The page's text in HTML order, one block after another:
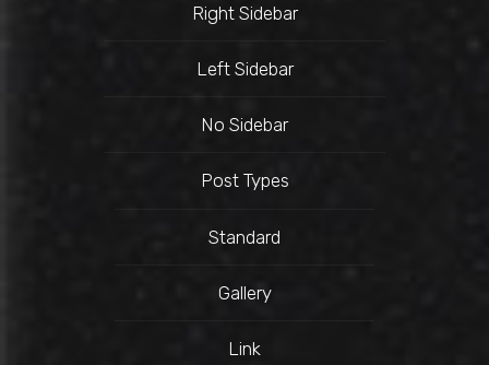
Right Sidebar
Left Sidebar
No Sidebar
Post Types
Standard
Gallery
Link